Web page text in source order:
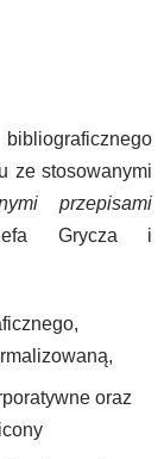
ze stosowanymi
przepisami
Grycza i
oraz